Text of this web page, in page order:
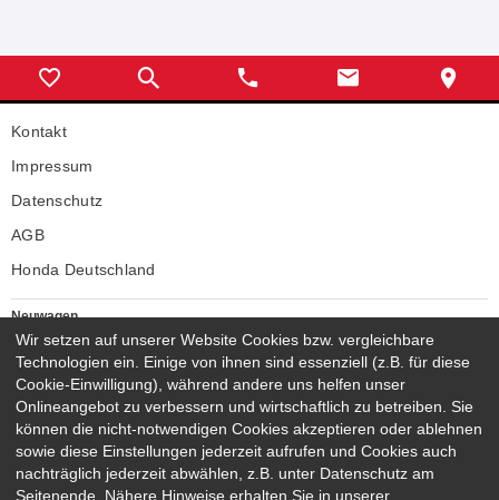
Kontakt
Impressum
Datenschutz
AGB
Honda Deutschland
Neuwagen
Honda Neuwagen
Gebrauchtwagen
Honda Gebrauchtwagen
Honda Vorführwagen
Gesamtbestand
NEUWAGENMODELLE
Wir setzen auf unserer Website Cookies bzw. vergleichbare
Technologien ein. Einige von ihnen sind essenziell (z.B. für diese
Cookie-Einwilligung), während andere uns helfen unser
Onlineangebot zu verbessern und wirtschaftlich zu betreiben. Sie
können die nicht-notwendigen Cookies akzeptieren oder ablehnen
sowie diese Einstellungen jederzeit aufrufen und Cookies auch
nachträglich jederzeit abwählen, z.B. unter Datenschutz am
Seitenende. Nähere Hinweise erhalten Sie in unserer